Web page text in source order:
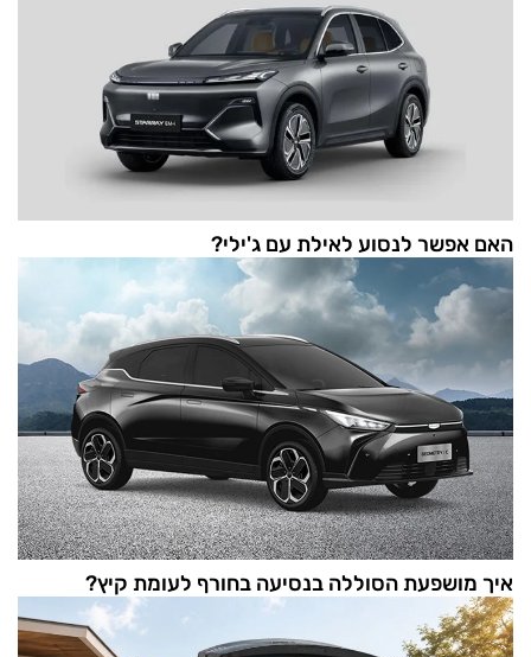
האם אפשר לנסוע לאילת עם ג'ילי?
איך מושפעת הסוללה בנסיעה בחורף לעומת קיץ?